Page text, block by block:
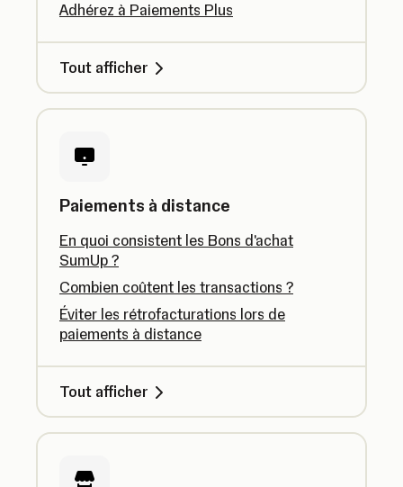
Adhérez à Paiements Plus
Tout afficher
Paiements à distance
En quoi consistent les Bons d'achat
SumUp ?
Combien coûtent les transactions ?
Éviter les rétrofacturations lors de
paiements à distance
Tout afficher